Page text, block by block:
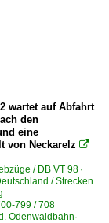
wartet auf Abfahrt
den
eine
von Neckarelz 
/ DB VT 98 ·
/ Strecken
799 / 708
Odenwaldbahn·